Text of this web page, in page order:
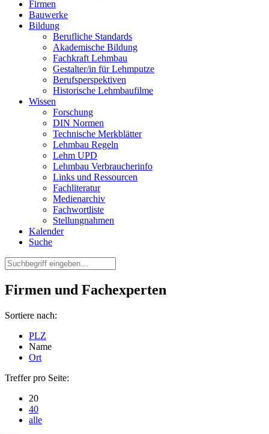
Firmen
Bauwerke
Bildung
Berufliche Standards
Akademische Bildung
Fachkraft Lehmbau
Gestalter/in für Lehmputze
Berufsperspektiven
Historische Lehmbaufilme
Wissen
Forschung
DIN Normen
Technische Merkblätter
Lehmbau Regeln
Lehm UPD
Lehmbau Verbraucherinfo
Links und Ressourcen
Fachliteratur
Medienarchiv
Fachwortliste
Stellungnahmen
Kalender
Suche
Firmen und Fachexperten
Sortiere nach:
PLZ
Name
Ort
Treffer pro Seite:
20
40
alle